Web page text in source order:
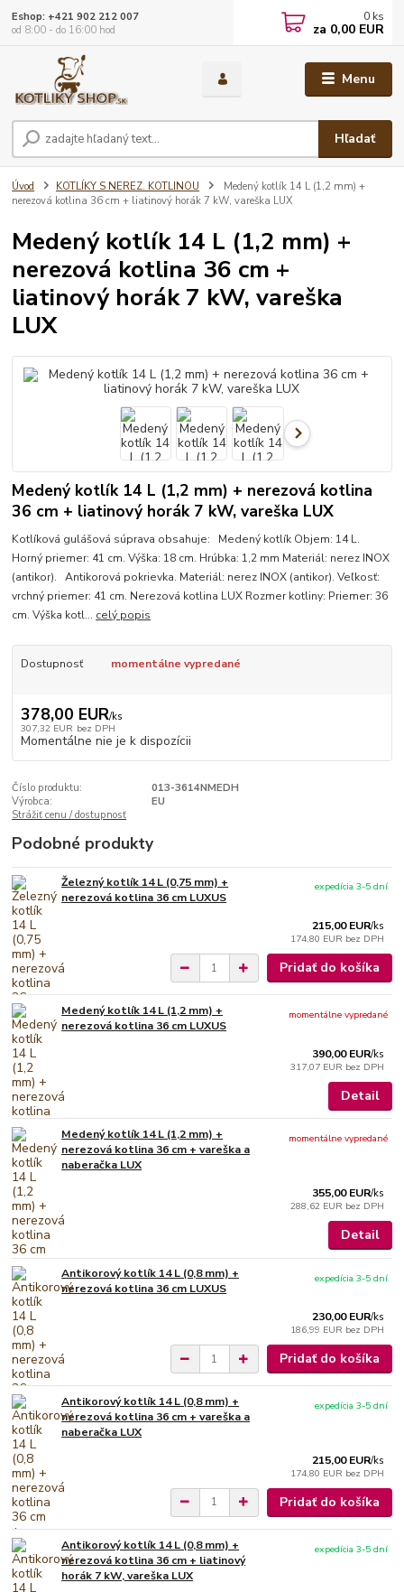
Menu
Hľadať
Eshop: +421 902 212 007
od 8:00 - do 16:00 hod
0 ks
za 0,00 EUR
Úvod KOTLÍKY S NEREZ. KOTLINOU
Medený kotlík 14 L (1,2 mm) +
nerezová kotlina 36 cm + liatinový horák 7 kW, vareška LUX
Medený kotlík 14 L (1,2 mm) +
nerezová kotlina 36 cm +
liatinový horák 7 kW, vareška
LUX
Medený kotlík 14 L (1,2 mm) + nerezová kotlina
36 cm + liatinový horák 7 kW, vareška LUX
Kotlíková gulášová súprava obsahuje: Medený kotlík Objem: 14 L.
Horný priemer: 41 cm. Výška: 18 cm. Hrúbka: 1,2 mm Materiál: nerez INOX
(antikor). Antikorová pokrievka. Materiál: nerez INOX (antikor). Veľkosť:
vrchný priemer: 41 cm. Nerezová kotlina LUX Rozmer kotliny: Priemer: 36
cm. Výška kotl... celý popis
Dostupnosť momentálne vypredané
378,00 EUR/ks
307,32 EUR bez DPH
Momentálne nie je k dispozícii
Číslo produktu:
013-3614NMEDH
Výrobca:
EU
Strážiť cenu / dostupnosť
Podobné produkty
Železný kotlík 14 L (0,75 mm) +
nerezová kotlina 36 cm LUXUS
215,00 EUR/ks
174,80 EUR bez DPH
expedícia 3-5 dní
Pridať do košíka
Medený kotlík 14 L (1,2 mm) +
nerezová kotlina 36 cm LUXUS
390,00 EUR/ks
317,07 EUR bez DPH
momentálne vypredané
Detail
Medený kotlík 14 L (1,2 mm) +
nerezová kotlina 36 cm + vareška a
naberačka LUX
355,00 EUR/ks
288,62 EUR bez DPH
momentálne vypredané
Detail
Antikorový kotlík 14 L (0,8 mm) +
nerezová kotlina 36 cm LUXUS
230,00 EUR/ks
186,99 EUR bez DPH
expedícia 3-5 dní
Pridať do košíka
Antikorový kotlík 14 L (0,8 mm) +
nerezová kotlina 36 cm + vareška a
naberačka LUX
215,00 EUR/ks
174,80 EUR bez DPH
expedícia 3-5 dní
Pridať do košíka
Antikorový kotlík 14 L (0,8 mm) +
nerezová kotlina 36 cm + liatinový
horák 7 kW, vareška LUX
expedícia 3-5 dní